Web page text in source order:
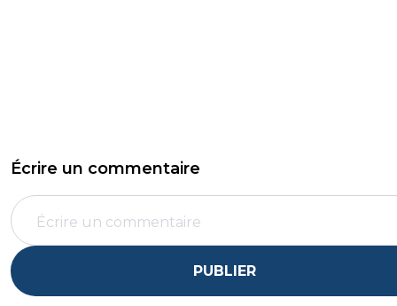
Écrire un commentaire
PUBLIER